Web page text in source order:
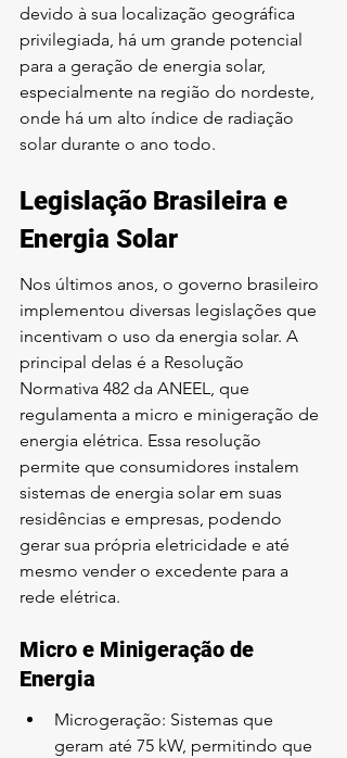
devido à sua localização geográfica
privilegiada, há um grande potencial
para a geração de energia solar,
especialmente na região do nordeste,
onde há um alto índice de radiação
solar durante o ano todo.
Legislação Brasileira e
Energia Solar
Nos últimos anos, o governo brasileiro
implementou diversas legislações que
incentivam o uso da energia solar. A
principal delas é a Resolução
Normativa 482 da ANEEL, que
regulamenta a micro e minigeração de
energia elétrica. Essa resolução
permite que consumidores instalem
sistemas de energia solar em suas
residências e empresas, podendo
gerar sua própria eletricidade e até
mesmo vender o excedente para a
rede elétrica.
Micro e Minigeração de
Energia
Microgeração: Sistemas que
geram até 75 kW, permitindo que